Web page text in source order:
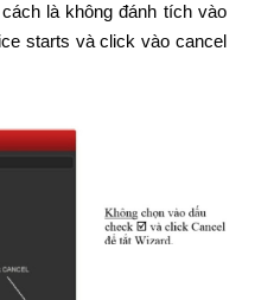
là không đánh tích vào
starts và click vào cancel